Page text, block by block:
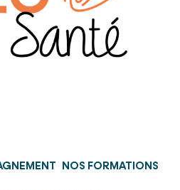
NOS FORMATIONS